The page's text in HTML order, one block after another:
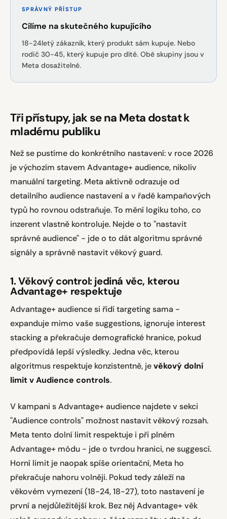
SPRÁVNÝ PŘÍSTUP
Cílíme na skutečného kupujícího
18-24letý zákazník, který produkt sám kupuje. Nebo
rodič 30-45, který kupuje pro dítě. Obě skupiny jsou v
Meta dosažitelné.
Tři přístupy, jak se na Meta dostat k
mladému publiku
Než se pustíme do konkrétního nastavení: v roce 2026
je výchozím stavem Advantage+ audience, nikoliv
manuální targeting. Meta aktivně odrazuje od
detailního audience nastavení a v řadě kampaňových
typů ho rovnou odstraňuje. To mění logiku toho, co
inzerent vlastně kontroluje. Nejde o to "nastavit
správné audience" - jde o to dát algoritmu správné
signály a správně nastavit věkový guard.
1. Věkový control: jediná věc, kterou
Advantage+ respektuje
Advantage+ audience si řídí targeting sama -
expanduje mimo vaše suggestions, ignoruje interest
stacking a překračuje demografické hranice, pokud
předpovídá lepší výsledky. Jedna věc, kterou
algoritmus respektuje konzistentně, jevěkový dolní
limit v Audience controls.
V kampani s Advantage+ audience najdete v sekci
"Audience controls" možnost nastavit věkový rozsah.
Meta tento dolní limit respektuje i při plném
Advantage+ módu - jde o tvrdou hranici, ne suggescí.
Horní limit je naopak spíše orientační, Meta ho
překračuje nahoru volněji. Pokud tedy záleží na
věkovém vymezení (18-24, 18-27), toto nastavení je
první a nejdůležitější krok. Bez něj Advantage+ věk